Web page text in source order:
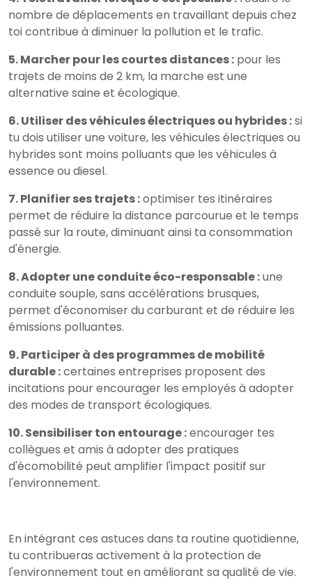
nombre de déplacements en travaillant depuis chez
toi contribue à diminuer la pollution et le trafic.
5. Marcher pour les courtes distances : pour les
trajets de moins de 2 km, la marche est une
alternative saine et écologique.
6. Utiliser des véhicules électriques ou hybrides :si
tu dois utiliser une voiture, les véhicules électriques ou
hybrides sont moins polluants que les véhicules à
essence ou diesel.
7. Planifier ses trajets :optimiser tes itinéraires
permet de réduire la distance parcourue et le temps
passé sur la route, diminuant ainsi ta consommation
d'énergie.
8. Adopter une conduite éco-responsable :une
conduite souple, sans accélérations brusques,
permet d'économiser du carburant et de réduire les
émissions polluantes.
9. Participer à des programmes de mobilité
durable :certaines entreprises proposent des
incitations pour encourager les employés à adopter
des modes de transport écologiques.
10. Sensibiliser ton entourage :encourager tes
collègues et amis à adopter des pratiques
d'écomobilité peut amplifier l'impact positif sur
l'environnement.
En intégrant ces astuces dans ta routine quotidienne,
tu contribueras activement à la protection de
l'environnement tout en améliorant sa qualité de vie.